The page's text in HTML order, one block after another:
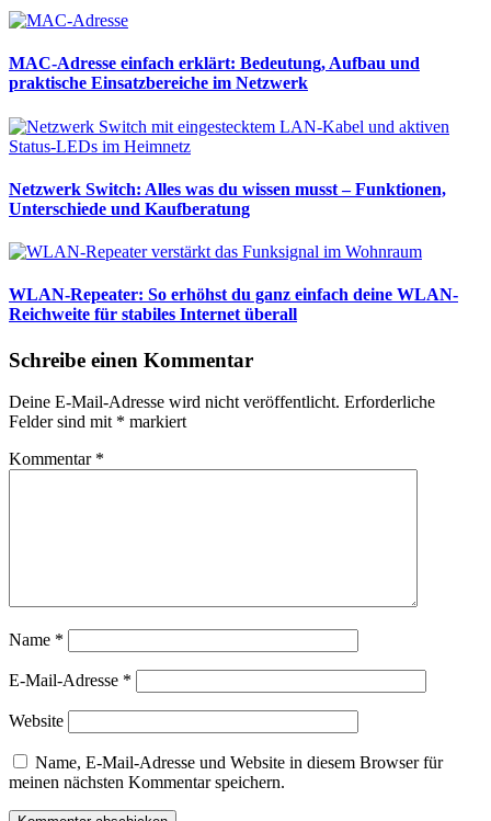
MAC-Adresse einfach erklärt: Bedeutung, Aufbau und
praktische Einsatzbereiche im Netzwerk
Netzwerk Switch: Alles was du wissen musst – Funktionen,
Unterschiede und Kaufberatung
WLAN-Repeater: So erhöhst du ganz einfach deine WLAN-
Reichweite für stabiles Internet überall
Schreibe einen Kommentar
Deine E-Mail-Adresse wird nicht veröffentlicht. Erforderliche
Felder sind mit * markiert
Kommentar *
Name *
E-Mail-Adresse *
Website
Name, E-Mail-Adresse und Website in diesem Browser für
meinen nächsten Kommentar speichern.